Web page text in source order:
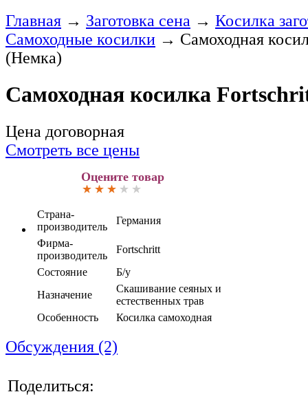
Главная → Заготовка сена → Косилка
Самоходные косилки → Самоходная
(Немка)
Самоходная косилка
Цена договорная
Смотреть все цены
Оцените товар
Страна-
производитель
Германия
Фирма-
производитель
Fortschritt
Состояние
Б/у
Назначение
Скашивание сеяных и
естественных трав
Особенность
Косилка самоходная
Обсуждения (2)
Поделиться: